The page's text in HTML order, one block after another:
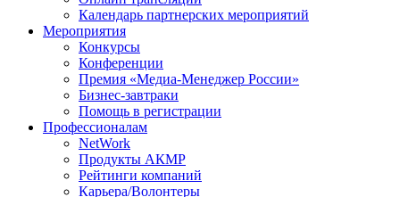
Календарь партнерских мероприятий
Мероприятия
Конкурсы
Конференции
Премия «Медиа-Менеджер России»
Бизнес-завтраки
Помощь в регистрации
Профессионалам
NetWork
Продукты АКМР
Рейтинги компаний
Карьера/Волонтеры